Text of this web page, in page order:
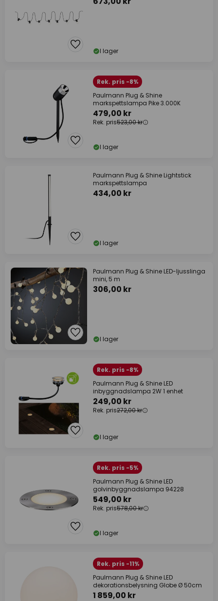
I lager
Rek. pris -8%
Paulmann Plug & Shine
markspettslampa Pike 3.000K
479,00 kr
Rek. pris523,00 kr
I lager
Paulmann Plug & Shine Lightstick
markspettslampa
434,00 kr
I lager
Paulmann Plug & Shine LED-ljusslinga
mini, 5 m
306,00 kr
I lager
Rek. pris -8%
Paulmann Plug & Shine LED
inbyggnadslampa 2W 1 enhet
249,00 kr
Rek. pris272,00 kr
I lager
Rek. pris -5%
Paulmann Plug & Shine LED
golvinbyggnadslampa 94228
549,00 kr
Rek. pris578,00 kr
I lager
Rek. pris -11%
Paulmann Plug & Shine LED
dekorationsbelysning Globe Ø 50cm
1 859,00 kr